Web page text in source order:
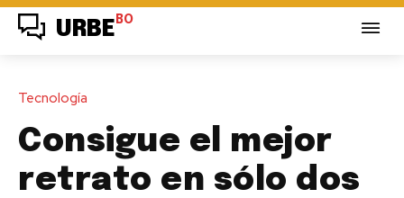
URBE BO
Tecnología
Consigue el mejor
retrato en sólo dos